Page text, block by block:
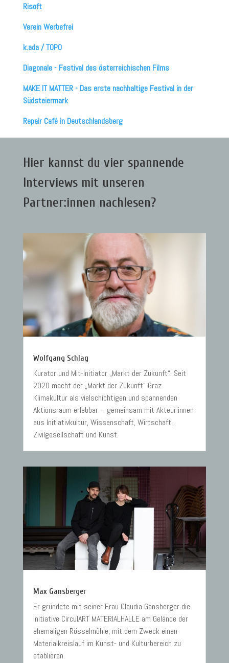
Risoft
Verein Werbefrei
k.ada / TOPO
Diagonale - Festival des österreichischen Films
MAKE IT MATTER - Das erste nachhaltige Festival in der
Südsteiermark
Repair Café in Deutschlandsberg
Hier kannst du vier spannende
Interviews mit unseren
Partner:innen nachlesen?
Wolfgang Schlag
Kurator und Mit-Initiator „Markt der Zukunft“. Seit
2020 macht der „Markt der Zukunft“ Graz
Klimakultur als vielschichtigen und spannenden
Aktionsraum erlebbar – gemeinsam mit Akteur:innen
aus Initiativkultur, Wissenschaft, Wirtschaft,
Zivilgesellschaft und Kunst.
Max Gansberger
Er gründete mit seiner Frau Claudia Gansberger die
Initiative CirculART MATERIALHALLE am Gelände der
ehemaligen Rösselmühle, mit dem Zweck einen
Materialkreislauf im Kunst- und Kulturbereich zu
etablieren.